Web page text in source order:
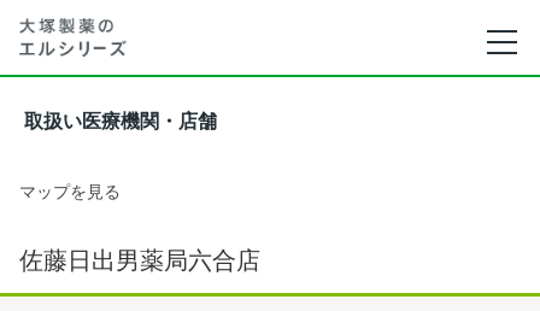
取扱い医療機関・店舗
マップを見る
佐藤日出男薬局六合店